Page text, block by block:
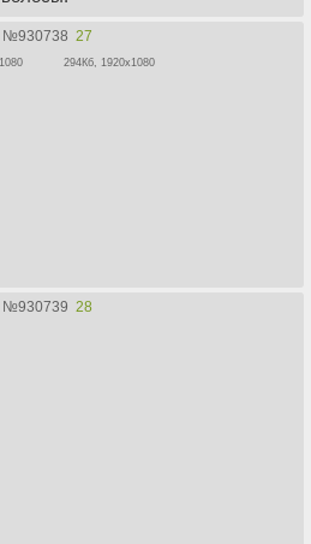
№930738 27
294Кб, 1920x1080
№930739 28